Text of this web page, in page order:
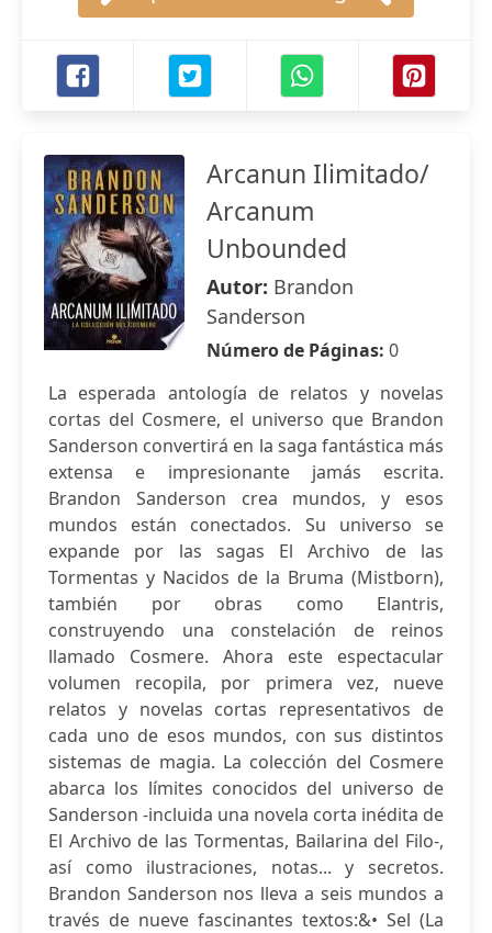
Arcanun Ilimitado/
Arcanum
Unbounded
Autor: Brandon
Sanderson
Número de Páginas: 0
La esperada antología de relatos y novelas
cortas del Cosmere, el universo que Brandon
Sanderson convertirá en la saga fantástica más
extensa e impresionante jamás escrita.
Brandon Sanderson crea mundos, y esos
mundos están conectados. Su universo se
expande por las sagas El Archivo de las
Tormentas y Nacidos de la Bruma (Mistborn),
también por obras como Elantris,
construyendo una constelación de reinos
llamado Cosmere. Ahora este espectacular
volumen recopila, por primera vez, nueve
relatos y novelas cortas representativos de
cada uno de esos mundos, con sus distintos
sistemas de magia. La colección del Cosmere
abarca los límites conocidos del universo de
Sanderson -incluida una novela corta inédita de
El Archivo de las Tormentas, Bailarina del Filo-,
así como ilustraciones, notas... y secretos.
Brandon Sanderson nos lleva a seis mundos a
través de nueve fascinantes textos:&• Sel (La